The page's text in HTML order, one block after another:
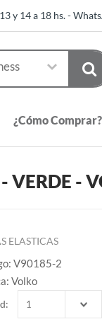
y 14 a 18 hs. -
¿Cómo Comprar?
VERDE -
ELASTICAS
V90185-2
Volko